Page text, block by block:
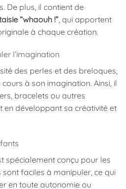
De plus, il contient de
“whaouh !” , qui apportent
à chaque création.
l’imagination
des perles et des breloques,
à son imagination. Ainsi, il
bracelets ou autres
en développant sa créativité et
spécialement conçu pour les
sont faciles à manipuler, ce qui
en toute autonomie ou